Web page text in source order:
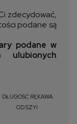
zdecydować,
podane są
podane w
DŁUGOŚĆ RĘKAWA
OD SZYI